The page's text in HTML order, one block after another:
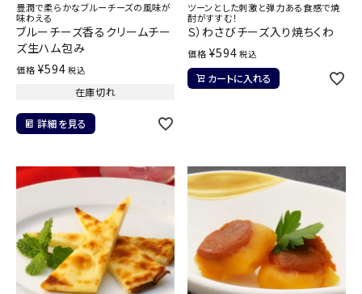
豊潤で柔らかなブルーチーズの風味が
味わえる
ブルーチーズ香るクリームチー
ズ生ハム包み
価格 ¥594 税込
在庫切れ
詳細を見る
ツーンとした刺激と弾力ある食感で焼
酎がすすむ！
Ｓ）わさびチーズ入り焼ちくわ
価格 ¥594 税込
カートに入れる